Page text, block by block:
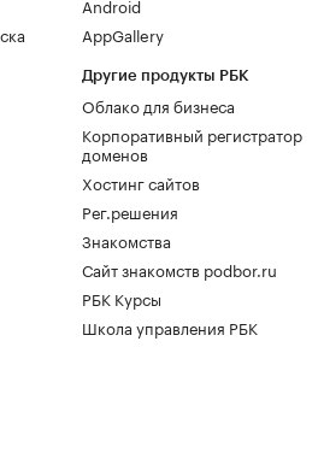
Android
AppGallery
Другие продукты РБК
Облако для бизнеса
Корпоративный регистратор
доменов
Хостинг сайтов
Рег.решения
Знакомства
Сайт знакомств podbor.ru
РБК Курсы
Школа управления РБК